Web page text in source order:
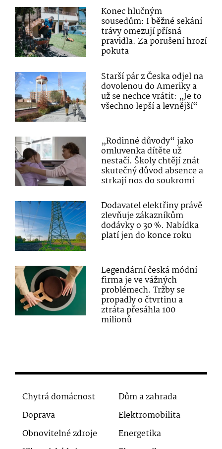
Konec hlučným
sousedům: I běžné sekání
trávy omezují přísná
pravidla. Za porušení hrozí
pokuta
Starší pár z Česka odjel na
dovolenou do Ameriky a
už se nechce vrátit: „Je to
všechno lepší a levnější“
„Rodinné důvody“ jako
omluvenka dítěte už
nestačí. Školy chtějí znát
skutečný důvod absence a
strkají nos do soukromí
Dodavatel elektřiny právě
zlevňuje zákazníkům
dodávky o 30 %. Nabídka
platí jen do konce roku
Legendární česká módní
firma je ve vážných
problémech. Tržby se
propadly o čtvrtinu a
ztráta přesáhla 100
milionů
Chytrá domácnost
Dům a zahrada
Doprava
Elektromobilita
Obnovitelné zdroje
Energetika